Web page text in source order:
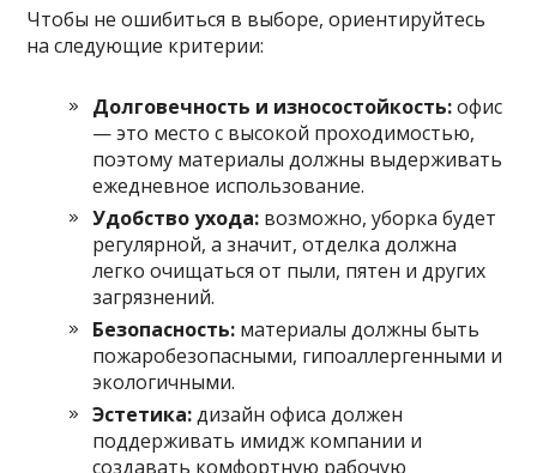
Чтобы не ошибиться в выборе, ориентируйтесь
на следующие критерии:
Долговечность и износостойкость:офис
— это место с высокой проходимостью,
поэтому материалы должны выдерживать
ежедневное использование.
Удобство ухода: возможно, уборка будет
регулярной, а значит, отделка должна
легко очищаться от пыли, пятен и других
загрязнений.
Безопасность: материалы должны быть
пожаробезопасными, гипоаллергенными и
экологичными.
Эстетика:дизайн офиса должен
поддерживать имидж компании и
создавать комфортную рабочую